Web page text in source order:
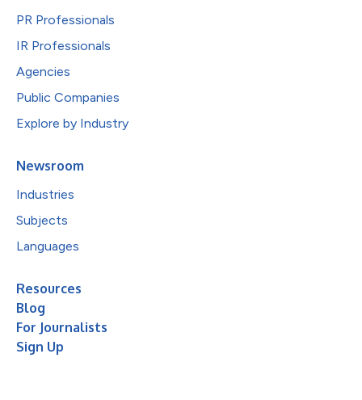
PR Professionals
IR Professionals
Agencies
Public Companies
Explore by Industry
Newsroom
Industries
Subjects
Languages
Resources
Blog
For Journalists
Sign Up